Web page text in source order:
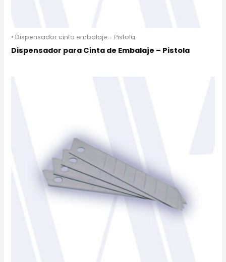
• Dispensador cinta embalaje - Pistola
Dispensador para Cinta de Embalaje – Pistola